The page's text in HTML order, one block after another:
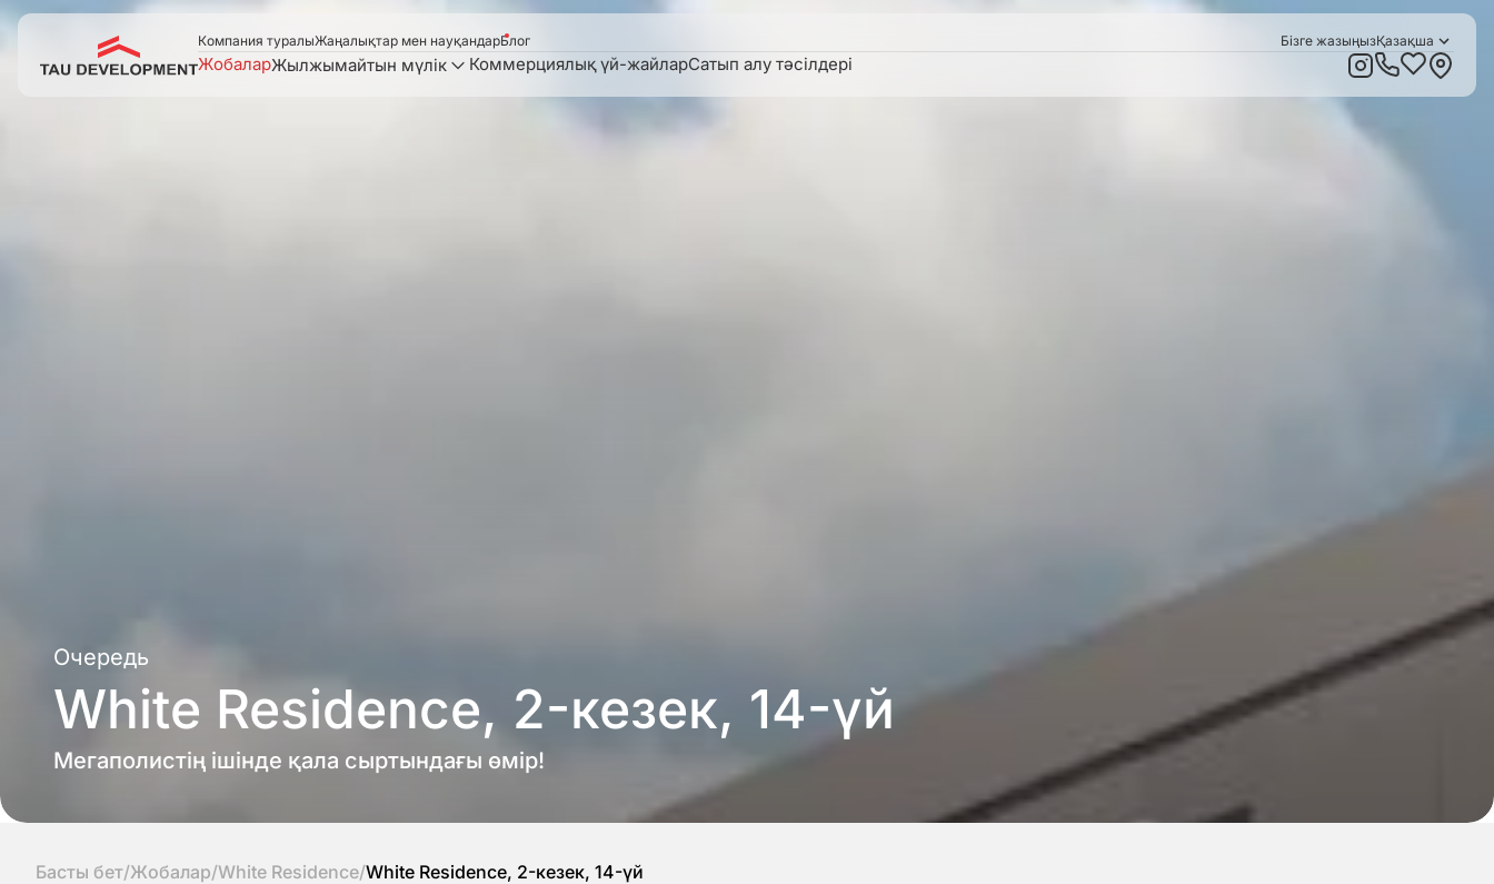
Компания туралыЖаңалықтар мен науқандарБлог Бізге жазыңызҚазақша
ЖобаларЖылжымайтын мүлік Коммерциялық үй-жайларСатып алу тәсілдері
Очередь
White Residence, 2-кезек, 14-үй
Мегаполистің ішінде қала сыртындағы өмір!
Басты бет/Жобалар/White Residence/White Residence, 2-кезек, 14-үй